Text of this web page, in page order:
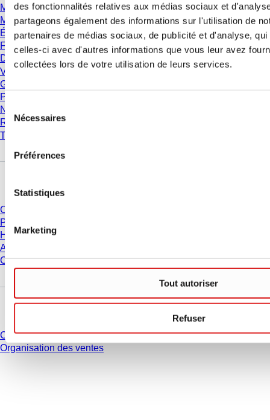
des fonctionnalités relatives aux médias sociaux et
partageons également des informations sur l'utilisation de
partenaires de médias sociaux, de publicité et d'analyse,
celles-ci avec d'autres informations que vous leur avez
collectées lors de votre utilisation de leurs services.
du
consentement
Nécessaires
Préférences
Statistiques
Marketing
Tout autoriser
Refuser
Mode d'emploi
Manuels d'instructions
Études
Fiche de données de sécurité
Déclarations de conformité
Vidéos
Gestion de la Qualité
Propriétés des matériaux
Niveaux de pureté
Résistance chimique
Tubes SARSTEDT de cryoconservation
Carrière
Présentation
Historique
Achats et logistique
Code de Conduite
Avez-vous des questions ?
Contact
Organisation des ventes